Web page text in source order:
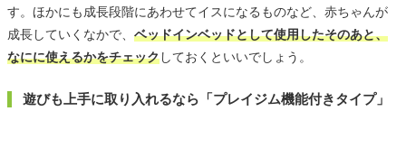
す。ほかにも成長段階にあわせてイスになるものなど、赤ちゃんが
成長していくなかで、 ベッドインベッドとして使用したそのあと、
なにに使えるかをチェックしておくといいでしょう。
遊びも上手に取り入れるなら「プレイジム機能付きタイプ」